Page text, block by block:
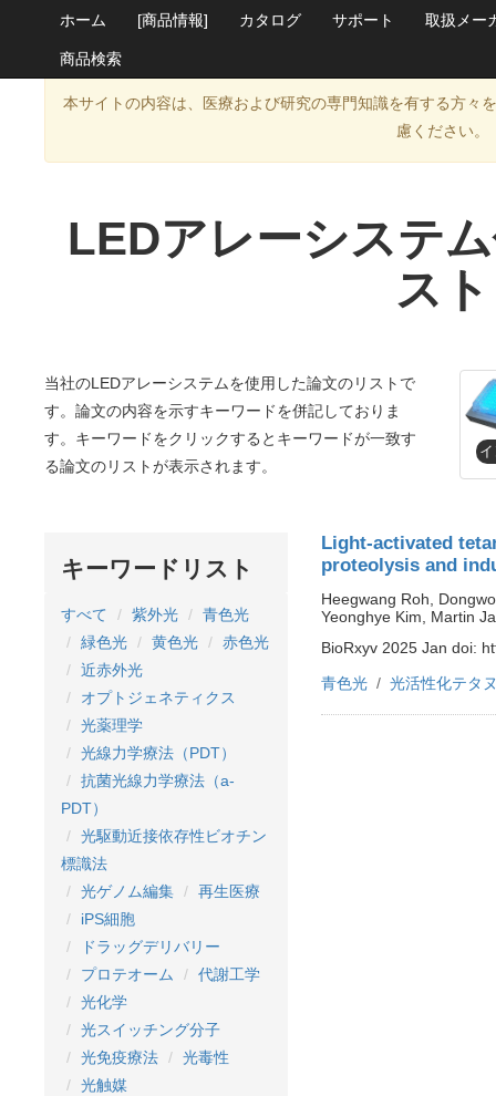
ホーム [商品情報] カタログ サポート 取扱メー
商品検索
本サイトの内容は、医療および研究の専門知識を有する方々
慮ください。
LEDアレーシステ
スト
当社のLEDアレーシステムを使用した論文のリストで
す。論文の内容を示すキーワードを併記しておりま
す。キーワードをクリックするとキーワードが一致す
る論文のリストが表示されます。
キーワードリスト
すべて 紫外光
青色光
緑色光
黄色光
赤色光
近赤外光
オプトジェネティクス
光薬理学
光線力学療法（PDT）
抗菌光線力学療法（a-
PDT）
光駆動近接依存性ビオチン
標識法
光ゲノム編集
再生医療
iPS細胞
ドラッグデリバリー
プロテオーム
代謝工学
光化学
光スイッチング分子
光免疫療法
光毒性
光触媒
Light-activated
proteolysis and
Heegwang Roh,
Yeonghye Kim, Martin
BioRxyv 2025 Jan doi:
青色光
光活性化テタ